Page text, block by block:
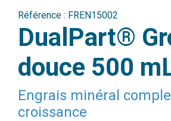
Référence : FREN15002
DualPart®
douce 500
Engrais minéral
croissance